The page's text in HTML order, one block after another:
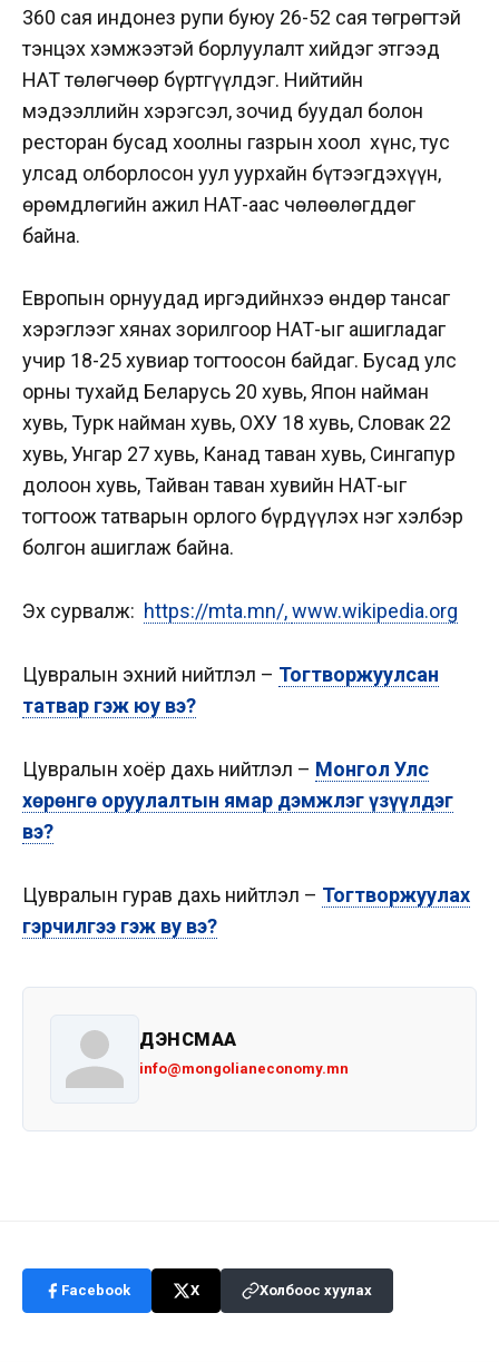
360 сая индонез рупи буюу 26-52 сая төгрөгтэй
тэнцэх хэмжээтэй борлуулалт хийдэг этгээд
НӨАТ төлөгчөөр бүртгүүлдэг. Нийтийн
мэдээллийн хэрэгсэл, зочид буудал болон
ресторан бусад хоолны газрын хоол хүнс, тус
улсад олборлосон уул уурхайн бүтээгдэхүүн,
өрөмдлөгийн ажил НӨАТ-аас чөлөөлөгддөг
байна.
Европын орнуудад иргэдийнхээ өндөр тансаг
хэрэглээг хянах зорилгоор НӨАТ-ыг ашигладаг
учир 18-25 хувиар тогтоосон байдаг. Бусад улс
орны тухайд Беларусь 20 хувь, Япон найман
хувь, Турк найман хувь, ОХУ 18 хувь, Словак 22
хувь, Унгар 27 хувь, Канад таван хувь, Сингапур
долоон хувь, Тайван таван хувийн НӨАТ-ыг
тогтоож татварын орлого бүрдүүлэх нэг хэлбэр
болгон ашиглаж байна.
Эх сурвалж: https://mta.mn/,www.wikipedia.org
Цувралын эхний нийтлэл – Тогтворжуулсан
татвар гэж юу вэ?
Цувралын хоёр дахь нийтлэл – Монгол Улс
хөрөнгө оруулалтын ямар дэмжлэг үзүүлдэг
вэ?
Цувралын гурав дахь нийтлэл – Тогтворжуулах
гэрчилгээ гэж ву вэ?
ДЭНСМАА
info@mongolianeconomy.mn
Facebook X Холбоос хуулах